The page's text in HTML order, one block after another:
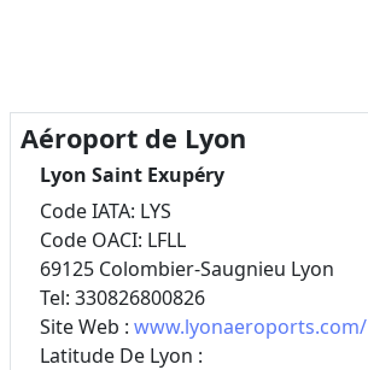
Aéroport de Lyon
Lyon Saint Exupéry
Code IATA: LYS
Code OACI: LFLL
69125 Colombier-Saugnieu Lyon
Tel: 330826800826
Site Web : www.lyonaeroports.com/
Latitude De Lyon :